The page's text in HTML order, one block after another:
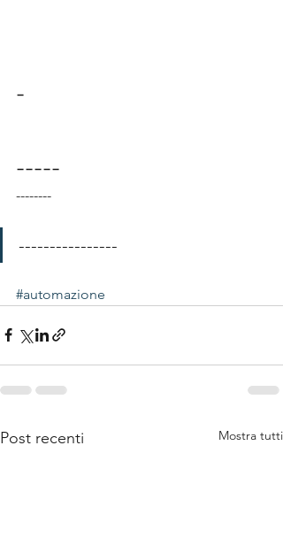
-
-----
--------
----------------
#automazione
Post recenti Mostra tutti